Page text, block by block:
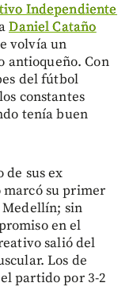
Independiente
Daniel Cataño
volvía un
antioqueño. Con
del fútbol
constantes
tenía buen
de sus ex
marcó su primer
Medellín; sin
en el
salió del
Los de
partido por 3-2